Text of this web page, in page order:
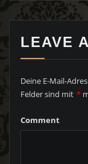
LEAVE
Deine E-Mail-
Felder sind mit *
Comment